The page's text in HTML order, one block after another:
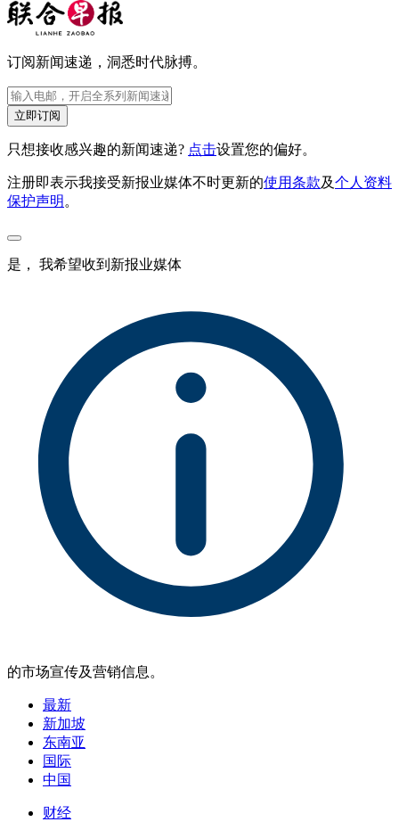
订阅新闻速递，洞悉时代脉搏。
立即订阅
只想接收感兴趣的新闻速递? 点击设置您的偏好。
注册即表示我接受新报业媒体不时更新的使用条款及个人资料
保护声明 。
是， 我希望收到新报业媒体
的市场宣传及营销信息。
最新
新加坡
东南亚
国际
中国
财经